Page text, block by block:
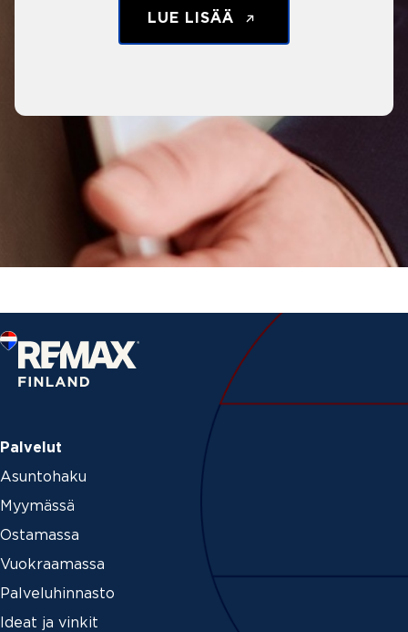
LUE LISÄÄ
Palvelut
Asuntohaku
Myymässä
Ostamassa
Vuokraamassa
Palveluhinnasto
Ideat ja vinkit